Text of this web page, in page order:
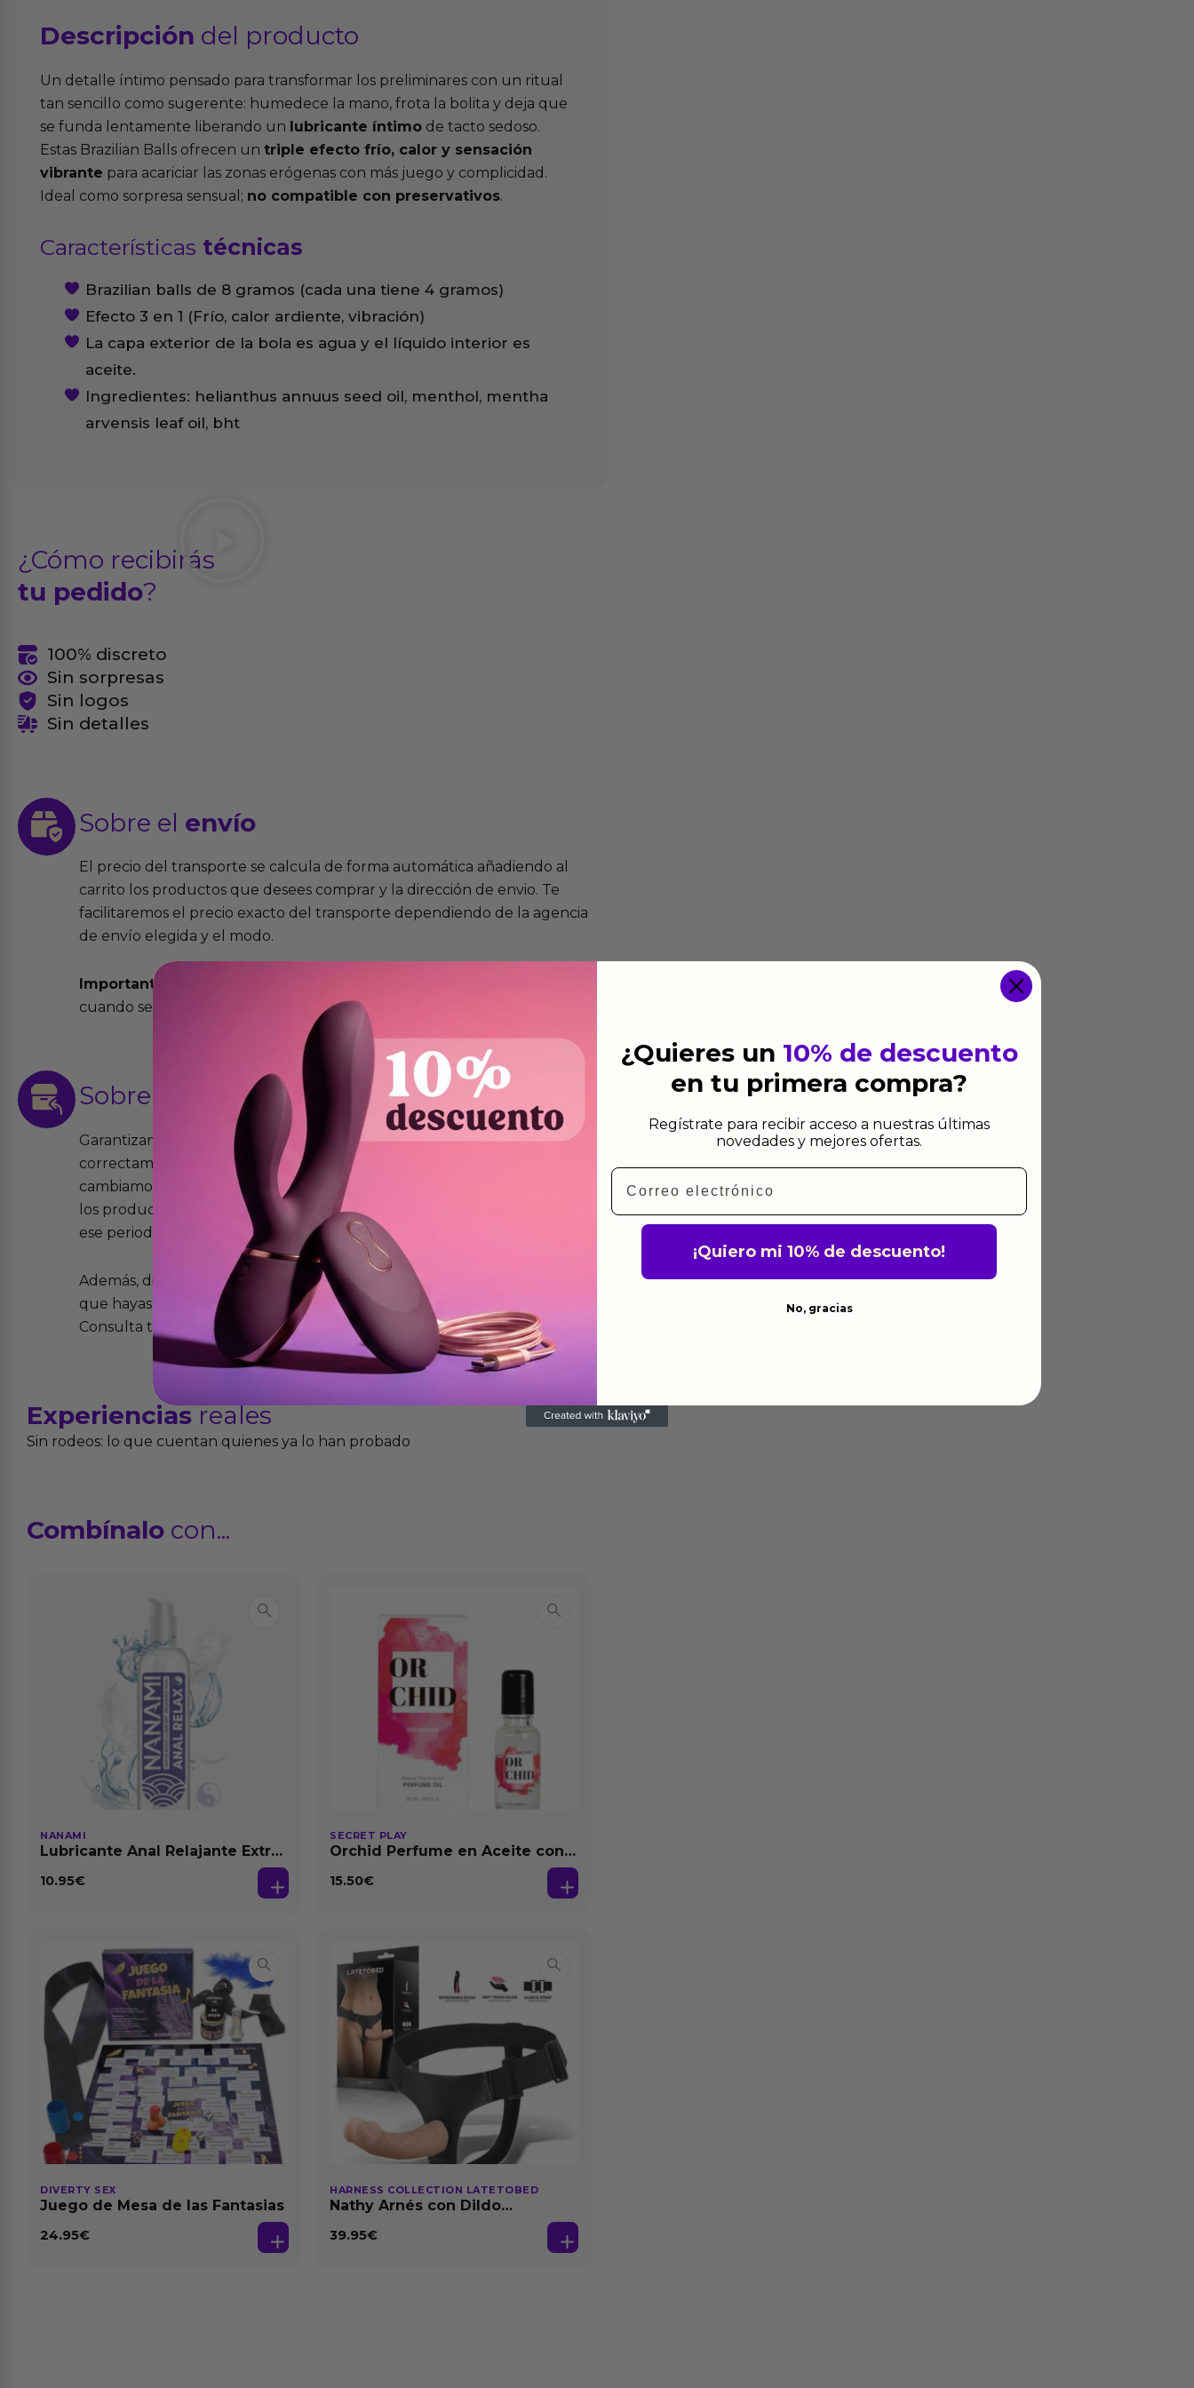
Descripción del producto
Un detalle íntimo pensado para transformar los preliminares con un ritual
tan sencillo como sugerente: humedece la mano, frota la bolita y deja que
se funda lentamente liberando un lubricante íntimo de tacto sedoso.
Estas Brazilian Balls ofrecen un triple efecto frío, calor y sensación
vibrante para acariciar las zonas erógenas con más juego y complicidad.
Ideal como sorpresa sensual; no compatible con preservativos.
Características técnicas
Brazilian balls de 8 gramos (cada una tiene 4 gramos)
Efecto 3 en 1 (Frío, calor ardiente, vibración)
La capa exterior de la bola es agua y el líquido interior es
aceite.
Ingredientes: helianthus annuus seed oil, menthol, mentha
arvensis leaf oil, bht
¿Cómo recibirás
tu pedido?
100% discreto
Sin sorpresas
Sin logos
Sin detalles
Sobre el envío
El precio del transporte se calcula de forma automática añadiendo al
carrito los productos que desees comprar y la dirección de envio. Te
facilitaremos el precio exacto del transporte dependiendo de la agencia
de envío elegida y el modo.
Importante:
cuando se cursen antes de las 13:00 horas y en días laborables.
Sobre las devoluciones
Garantizamos que los productos que vendemos funcionan
correctamente y que si tienen algún defecto de fabricación te lo
cambiamos sin costo alguno. La ley de 2 años de garantía significa que
los productos tienen garantía contra defectos de fabricación durante
ese periodo pero no por mal uso o uso indebido.
Además, dispones de 15 días desde la entrega para devolver productos
que hayas recibido y que simplemente no te gusten o no los quieras.
Consulta todos los detalles en nuestra política de devoluciones.
Experienciasreales
Sin rodeos: lo que cuentan quienes ya lo han probado
Combínalo con...
NANAMI
Lubricante Anal Relajante Extra
10.95€
SECRET PLAY
Orchid Perfume en Aceite con
15.50€
DIVERTY SEX
Juego de Mesa de las Fantasias
24.95€
HARNESS COLLECTION LATETOBED
Nathy Arnés con Dildo
39.95€
¿Quieres un 10% de descuento
en tu primera compra?
Regístrate para recibir acceso a nuestras últimas
novedades y mejores ofertas.
Email
¡Quiero mi 10% de descuento!
No, gracias